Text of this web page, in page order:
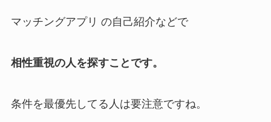
マッチングアプリ の自己紹介などで
相性重視の人を探すことです。
条件を最優先してる人は要注意ですね。